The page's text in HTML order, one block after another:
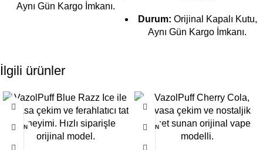
Aynı Gün Kargo İmkanı.
Durum: Orijinal Kapalı Kutu,
Aynı Gün Kargo İmkanı.
İlgili ürünler
TÜKEN
TÜKEN